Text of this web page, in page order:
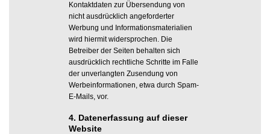
Kontaktdaten zur Übersendung von
nicht ausdrücklich angeforderter
Werbung und Informationsmaterialien
wird hiermit widersprochen. Die
Betreiber der Seiten behalten sich
ausdrücklich rechtliche Schritte im Falle
der unverlangten Zusendung von
Werbeinformationen, etwa durch Spam-
E-Mails, vor.
4. Datenerfassung auf dieser
Website